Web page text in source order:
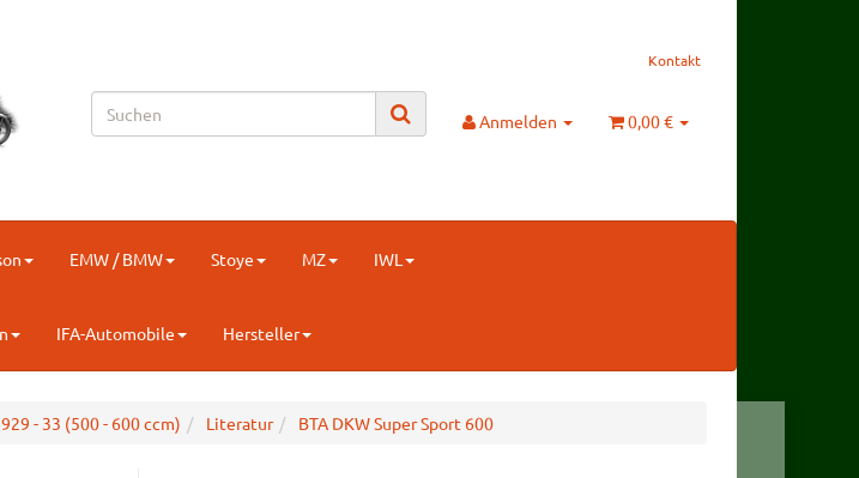
Kontakt
Anmelden 0,00 €
EMW / BMW Stoye MZ IWL
IFA-Automobile Hersteller
- 33 (500 - 600 ccm) Literatur BTA DKW Super Sport 600